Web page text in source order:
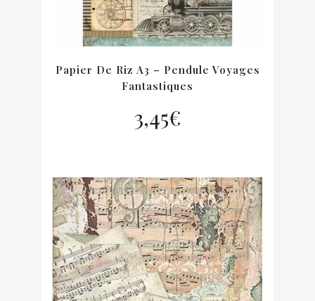
Papier De Riz A3 – Pendule Voyages
Fantastiques
3,45€